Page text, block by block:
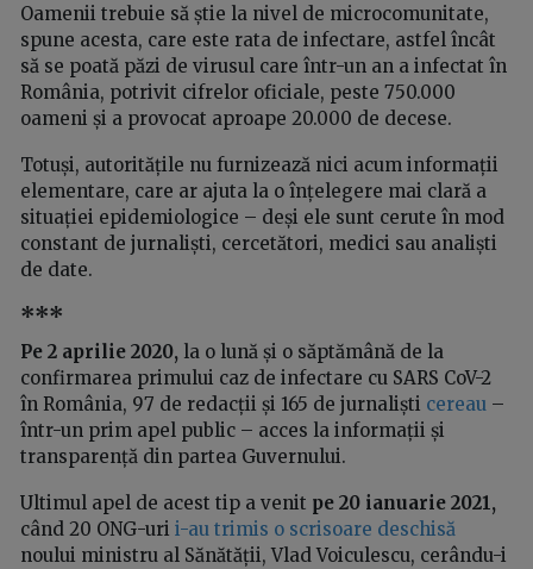
Oamenii trebuie să știe la nivel de microcomunitate,
spune acesta, care este rata de infectare, astfel încât
să se poată păzi de virusul care într-un an a infectat în
România, potrivit cifrelor oficiale, peste 750.000
oameni și a provocat aproape 20.000 de decese.
Totuși, autoritățile nu furnizează nici acum informații
elementare, care ar ajuta la o înțelegere mai clară a
situației epidemiologice – deși ele sunt cerute în mod
constant de jurnaliști, cercetători, medici sau analiști
de date.
***
Pe 2 aprilie 2020, la o lună și o săptămână de la
confirmarea primului caz de infectare cu SARS CoV-2
în România, 97 de redacții și 165 de jurnaliști cereau –
într-un prim apel public – acces la informații și
transparență din partea Guvernului.
Ultimul apel de acest tip a venit pe 20 ianuarie 2021,
când 20 ONG-uri i-au trimis o scrisoare deschisă
noului ministru al Sănătății, Vlad Voiculescu, cerându-i